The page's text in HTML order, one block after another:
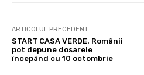
ARTICOLUL PRECEDENT
START CASA VERDE. Românii
pot depune dosarele
începând cu 10 octombrie